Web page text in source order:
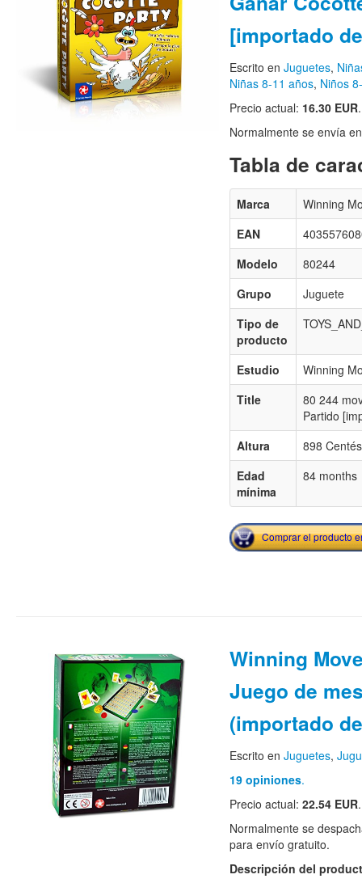
[importado
Escrito en Juguetes,
Niñas 8-11 años, Niños
Precio actual: 16.30 EUR.
Normalmente se envía
Tabla de
Marca
Winning
EAN
Modelo
80244
Grupo
Juguete
Tipo de
producto
Estudio
Winning
Title
80 244
Partido
Altura
898
Edad
mínima
84 months
Comprar el producto
Winning
Juego de
(importado
Escrito en Juguetes,
19 opiniones.
Precio actual: 22.54 EUR.
Normalmente se
para envío gratuito.
Descripción del